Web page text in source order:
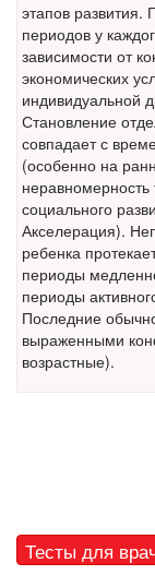
этапов развития.
периодов у
зависимости от
экономических
индивидуальной
Становление
совпадает с
(особенно на
неравномерность
социального
Акселерация).
ребенка
периоды
периоды
Последние
выраженными
возрастные).
Тесты для